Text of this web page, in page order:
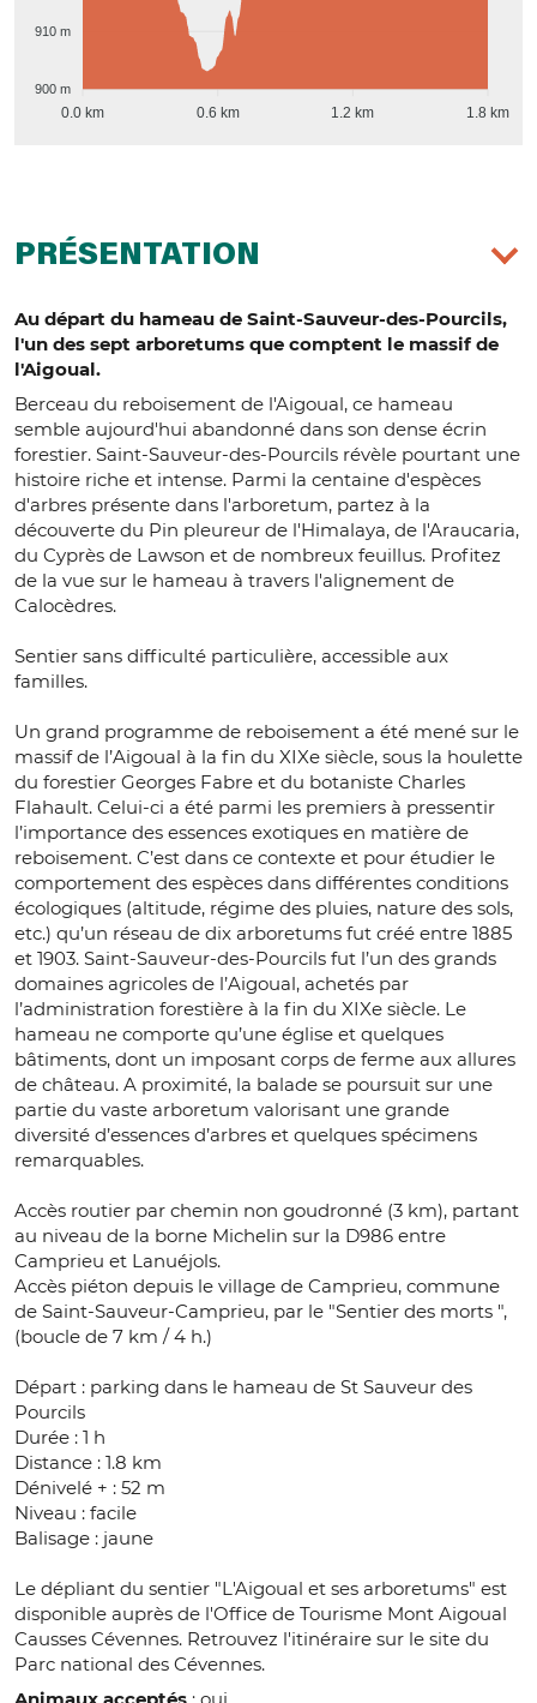
910 m
900 m
0.0 km 0.6 km 1.2 km 1.8 km
PRÉSENTATION
Au départ du hameau de Saint-Sauveur-des-Pourcils,
l'un des sept arboretums que comptent le massif de
l'Aigoual.
Berceau du reboisement de l'Aigoual, ce hameau
semble aujourd'hui abandonné dans son dense écrin
forestier. Saint-Sauveur-des-Pourcils révèle pourtant une
histoire riche et intense. Parmi la centaine d'espèces
d'arbres présente dans l'arboretum, partez à la
découverte du Pin pleureur de l'Himalaya, de l'Araucaria,
du Cyprès de Lawson et de nombreux feuillus. Profitez
de la vue sur le hameau à travers l'alignement de
Calocèdres.
Sentier sans difficulté particulière, accessible aux
familles.
Un grand programme de reboisement a été mené sur le
massif de l’Aigoual à la fin du XIXe siècle, sous la houlette
du forestier Georges Fabre et du botaniste Charles
Flahault. Celui-ci a été parmi les premiers à pressentir
l’importance des essences exotiques en matière de
reboisement. C’est dans ce contexte et pour étudier le
comportement des espèces dans différentes conditions
écologiques (altitude, régime des pluies, nature des sols,
etc.) qu’un réseau de dix arboretums fut créé entre 1885
et 1903. Saint-Sauveur-des-Pourcils fut l’un des grands
domaines agricoles de l’Aigoual, achetés par
l’administration forestière à la fin du XIXe siècle. Le
hameau ne comporte qu’une église et quelques
bâtiments, dont un imposant corps de ferme aux allures
de château. A proximité, la balade se poursuit sur une
partie du vaste arboretum valorisant une grande
diversité d’essences d’arbres et quelques spécimens
remarquables.
Accès routier par chemin non goudronné (3 km), partant
au niveau de la borne Michelin sur la D986 entre
Camprieu et Lanuéjols.
Accès piéton depuis le village de Camprieu, commune
de Saint-Sauveur-Camprieu, par le "Sentier des morts ",
(boucle de 7 km / 4 h.)
Départ : parking dans le hameau de St Sauveur des
Pourcils
Durée : 1 h
Distance : 1.8 km
Dénivelé + : 52 m
Niveau : facile
Balisage : jaune
Le dépliant du sentier "L'Aigoual et ses arboretums" est
disponible auprès de l'Office de Tourisme Mont Aigoual
Causses Cévennes. Retrouvez l'itinéraire sur le site du
Parc national des Cévennes.